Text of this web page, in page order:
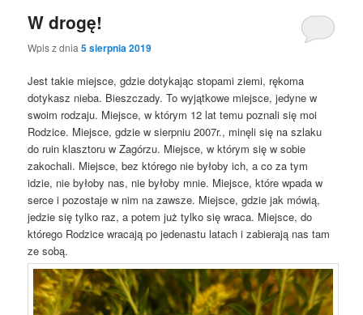
W drogę!
Wpis z dnia5 sierpnia 2019
Jest takie miejsce, gdzie dotykając stopami ziemi, rękoma
dotykasz nieba. Bieszczady. To wyjątkowe miejsce, jedyne w
swoim rodzaju. Miejsce, w którym 12 lat temu poznali się moi
Rodzice. Miejsce, gdzie w sierpniu 2007r., minęli się na szlaku
do ruin klasztoru w Zagórzu. Miejsce, w którym się w sobie
zakochali. Miejsce, bez którego nie byłoby ich, a co za tym
idzie, nie byłoby nas, nie byłoby mnie. Miejsce, które wpada w
serce i pozostaje w nim na zawsze. Miejsce, gdzie jak mówią,
jedzie się tylko raz, a potem już tylko się wraca. Miejsce, do
którego Rodzice wracają po jedenastu latach i zabierają nas tam
ze sobą.